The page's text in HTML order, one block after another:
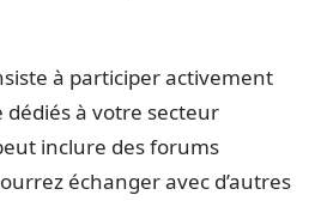
à participer activement
à votre secteur
inclure des forums
échanger avec d’autres